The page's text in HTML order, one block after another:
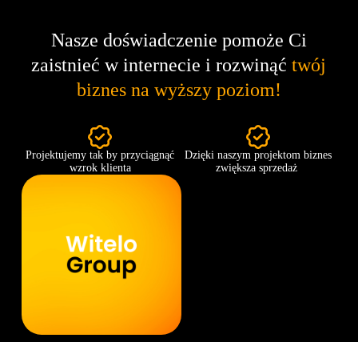
Nasze doświadczenie pomoże Ci
zaistnieć w internecie i rozwinąćtwój
biznes na wyższy poziom!
Projektujemy tak by przyciągnąć
wzrok klienta
Dzięki naszym projektom biznes
zwiększa sprzedaż